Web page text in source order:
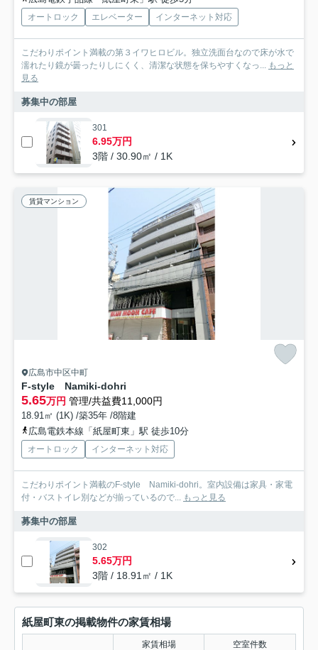
オートロック エレベーター インターネット対応
こだわりポイント満載の第３イワヒロビル。独立洗面台なので床が水で
濡れたり鏡が曇ったりしにくく、清潔な状態を保ちやすくなっ... もっと
見る
募集中の部屋
301
6.95万円
3階 / 30.90㎡ / 1K
賃貸マンション
広島市中区中町
F-style Namiki-dohri
5.65万円 管理/共益費11,000円
18.91㎡ (1K) /築35年 /8階建
広島電鉄本線「紙屋町東」駅 徒歩10分
オートロック インターネット対応
こだわりポイント満載のF-style Namiki-dohri。室内設備は家具・家電
付・バストイレ別などが揃っているので... もっと見る
募集中の部屋
302
5.65万円
3階 / 18.91㎡ / 1K
紙屋町東の掲載物件の家賃相場
家賃相場 空室件数